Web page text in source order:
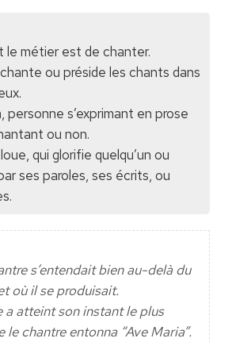
le métier est de chanter.
ou préside les chants dans
personne s’exprimant en prose
ou non.
qui glorifie quelqu’un ou
ses paroles, ses écrits, ou
s’entendait bien au-delà du
où il se produisait.
a atteint son instant le plus
le chantre entonna “Ave Maria”.